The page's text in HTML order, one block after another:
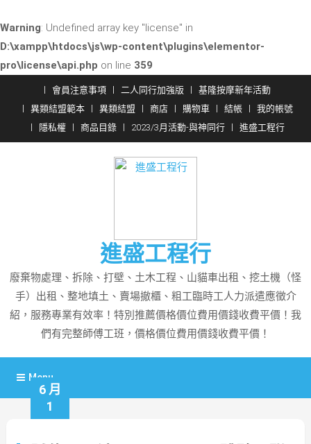
Warning: Undefined array key "license" in
D:\xampp\htdocs\js\wp-content\plugins\elementor-
pro\license\api.php on line 359
content
會員注意事項 二人同行加強版
基隆按摩新年活動
異類結盟範本
異類結盟 商店 購物車 結帳
我的帳號
隱私權
商品目錄 2023/3月活動-與神同行 進盛工程行
進盛工程行
廢棄物處理、拆除、打壁、土木工程、山貓車出租、挖土機（怪
手）出租、整地填土、賣場撤櫃、粗工臨時工人力派遣應徵介
紹，服務專業有效率！特別推薦價格價位費用價錢收費平價！我
們有完整師傅工班，價格價位費用價錢收費平價！
Menu
6 月
1